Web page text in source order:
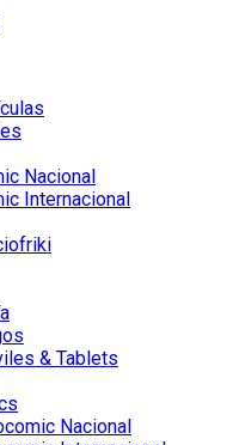
Nacional
Internacional
& Tablets
Nacional